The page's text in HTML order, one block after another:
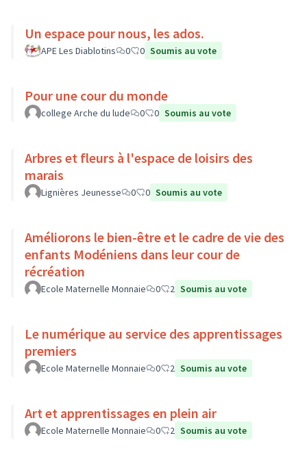
Un espace pour nous, les ados.
APE Les Diablotins 0 0 Soumis au vote
Pour une cour du monde
college Arche du lude 0 0 Soumis au vote
Arbres et fleurs à l'espace de loisirs des
marais
Lignières Jeunesse 0 0 Soumis au vote
Améliorons le bien-être et le cadre de vie des
enfants Modéniens dans leur cour de
récréation
Ecole Maternelle Monnaie 0 2 Soumis au vote
Le numérique au service des apprentissages
premiers
Ecole Maternelle Monnaie 0 2 Soumis au vote
Art et apprentissages en plein air
Ecole Maternelle Monnaie 0 2 Soumis au vote